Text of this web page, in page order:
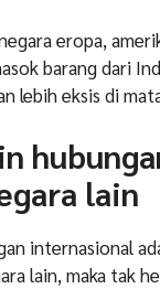
eropa,
barang dari
lebih eksis di
lain
internasional
lain, maka tak